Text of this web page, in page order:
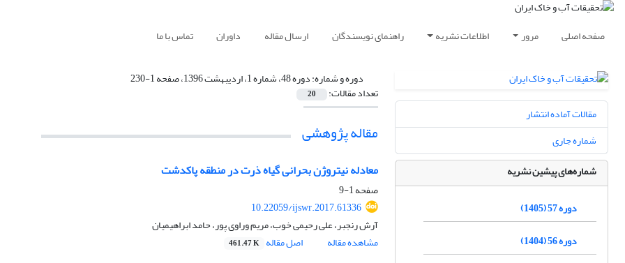
صفحه اصلی مرور اطلاعات نشریه راهنمای نویسندگان ارسال مقاله داوران تماس با ما
دوره و شماره:دوره 48، شماره 1، اردیبهشت 1396، صفحه 1-230
تعداد مقالات: 20
مقاله پژوهشی
معادله نیتروژن بحرانی گیاه ذرت در منطقه پاکدشت
صفحه1-9
10.22059/ijswr.2017.61336
آرش رنجبر، علی رحیمی خوب، مریم وراوی پور، حامد ابراهیمیان
مشاهده مقاله
اصل مقاله 461.47 K
مقالات آماده انتشار
شماره جاری
شماره‌های پیشین نشریه
دوره 57 (1405)
دوره 56 (1404)